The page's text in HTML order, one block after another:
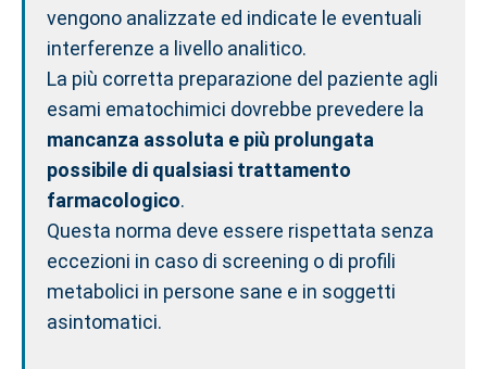
vengono analizzate ed indicate le eventuali
interferenze a livello analitico.
La più corretta preparazione del paziente agli
esami ematochimici dovrebbe prevedere la
mancanza assoluta e più prolungata
possibile di qualsiasi trattamento
farmacologico.
Questa norma deve essere rispettata senza
eccezioni in caso di screening o di profili
metabolici in persone sane e in soggetti
asintomatici.